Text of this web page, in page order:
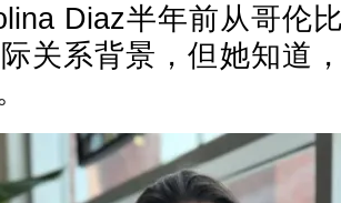
Diaz半年前从哥伦
关系背景，但她知道